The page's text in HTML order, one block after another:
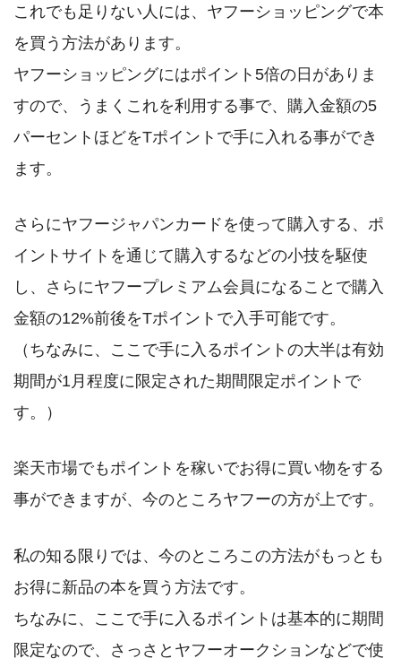
これでも足りない人には、ヤフーショッピングで本
を買う方法があります。
ヤフーショッピングにはポイント5倍の日がありま
すので、うまくこれを利用する事で、購入金額の5
パーセントほどをTポイントで手に入れる事ができ
ます。
さらにヤフージャパンカードを使って購入する、ポ
イントサイトを通じて購入するなどの小技を駆使
し、さらにヤフープレミアム会員になることで購入
金額の12%前後をTポイントで入手可能です。
（ちなみに、ここで手に入るポイントの大半は有効
期間が1月程度に限定された期間限定ポイントで
す。）
楽天市場でもポイントを稼いでお得に買い物をする
事ができますが、今のところヤフーの方が上です。
私の知る限りでは、今のところこの方法がもっとも
お得に新品の本を買う方法です。
ちなみに、ここで手に入るポイントは基本的に期間
限定なので、さっさとヤフーオークションなどで使